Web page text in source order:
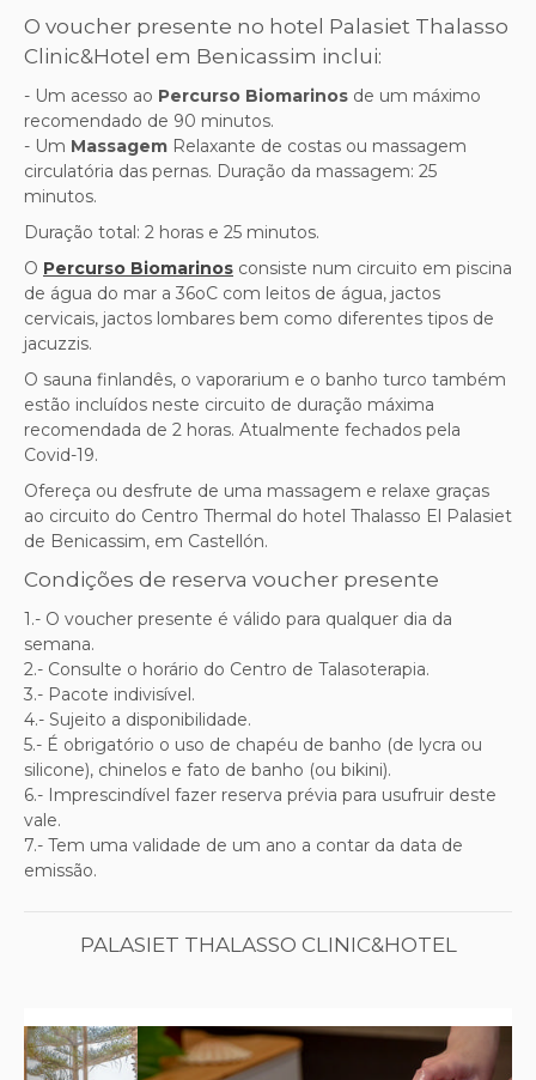
O voucher presente no hotel Palasiet Thalasso
Clinic&Hotel em Benicassim inclui:
- Um acesso ao Percurso Biomarinos de um máximo
recomendado de 90 minutos.
- Um Massagem Relaxante de costas ou massagem
circulatória das pernas. Duração da massagem: 25
minutos.
Duração total: 2 horas e 25 minutos.
O Percurso Biomarinos consiste num circuito em piscina
de água do mar a 36oC com leitos de água, jactos
cervicais, jactos lombares bem como diferentes tipos de
jacuzzis.
O sauna finlandês, o vaporarium e o banho turco também
estão incluídos neste circuito de duração máxima
recomendada de 2 horas. Atualmente fechados pela
Covid-19.
Ofereça ou desfrute de uma massagem e relaxe graças
ao circuito do Centro Thermal do hotel Thalasso El Palasiet
de Benicassim, em Castellón.
Condições de reserva voucher presente
1.- O voucher presente é válido para qualquer dia da
semana.
2.- Consulte o horário do Centro de Talasoterapia.
3.- Pacote indivisível.
4.- Sujeito a disponibilidade.
5.- É obrigatório o uso de chapéu de banho (de lycra ou
silicone), chinelos e fato de banho (ou bikini).
6.- Imprescindível fazer reserva prévia para usufruir deste
vale.
7.- Tem uma validade de um ano a contar da data de
emissão.
PALASIET THALASSO CLINIC&HOTEL